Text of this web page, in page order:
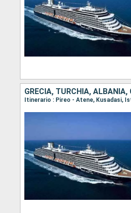
GRECIA, TURCHIA,